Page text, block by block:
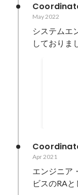
May 2022
システムエ
しておりま
Apr 2021
エンジニア
ビスのRAと